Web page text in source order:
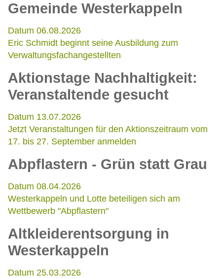
Gemeinde Westerkappeln
Datum 06.08.2026
Eric Schmidt beginnt seine Ausbildung zum
Verwaltungsfachangestellten
Aktionstage Nachhaltigkeit:
Veranstaltende gesucht
Datum 13.07.2026
Jetzt Veranstaltungen für den Aktionszeitraum vom
17. bis 27. September anmelden
Abpflastern - Grün statt Grau
Datum 08.04.2026
Westerkappeln und Lotte beteiligen sich am
Wettbewerb "Abpflastern"
Altkleiderentsorgung in
Westerkappeln
Datum 25.03.2026